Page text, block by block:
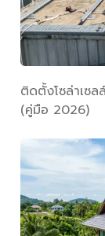
ติดตั้งโซล่าเซล
(คู่มือ 2026)